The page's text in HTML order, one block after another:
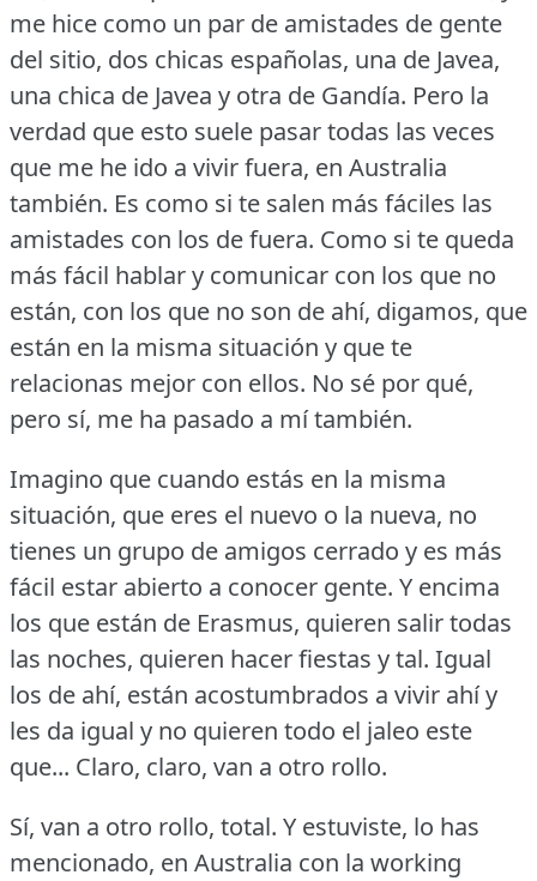
me hice como un par de amistades de gente
del sitio, dos chicas españolas, una de Javea,
una chica de Javea y otra de Gandía. Pero la
verdad que esto suele pasar todas las veces
que me he ido a vivir fuera, en Australia
también. Es como si te salen más fáciles las
amistades con los de fuera. Como si te queda
más fácil hablar y comunicar con los que no
están, con los que no son de ahí, digamos, que
están en la misma situación y que te
relacionas mejor con ellos. No sé por qué,
pero sí, me ha pasado a mí también.
Imagino que cuando estás en la misma
situación, que eres el nuevo o la nueva, no
tienes un grupo de amigos cerrado y es más
fácil estar abierto a conocer gente. Y encima
los que están de Erasmus, quieren salir todas
las noches, quieren hacer fiestas y tal. Igual
los de ahí, están acostumbrados a vivir ahí y
les da igual y no quieren todo el jaleo este
que... Claro, claro, van a otro rollo.
Sí, van a otro rollo, total. Y estuviste, lo has
mencionado, en Australia con la working